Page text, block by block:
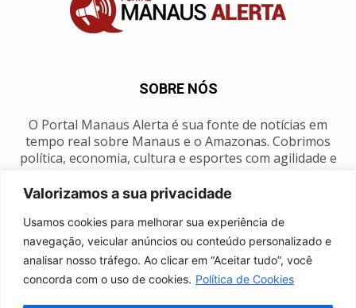
Valorizamos a sua privacidade
Usamos cookies para melhorar sua experiência de
navegação, veicular anúncios ou conteúdo personalizado e
analisar nosso tráfego. Ao clicar em “Aceitar tudo”, você
concorda com o uso de cookies. Política de Cookies
SOBRE NÓS
O Portal Manaus Alerta é sua fonte de notícias em
tempo real sobre Manaus e o Amazonas. Cobrimos
política, economia, cultura e esportes com agilidade e
SIGA-NOS